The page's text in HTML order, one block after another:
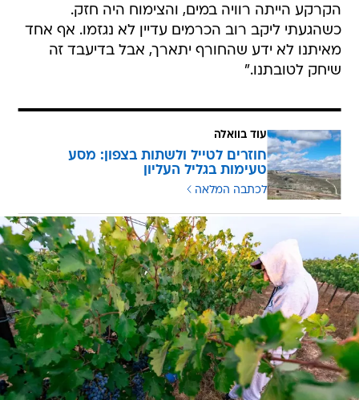
הקרקע הייתה רוויה במים, והצימוח היה חזק.
כשהגעתי ליקב רוב הכרמים עדיין לא נגזמו. אף אחד
מאיתנו לא ידע שהחורף יתארך, אבל בדיעבד זה
שיחק לטובתנו."
עוד בוואלה
חוזרים לטייל ולשתות בצפון: מסע
טעימות בגליל העליון
לכתבה המלאה